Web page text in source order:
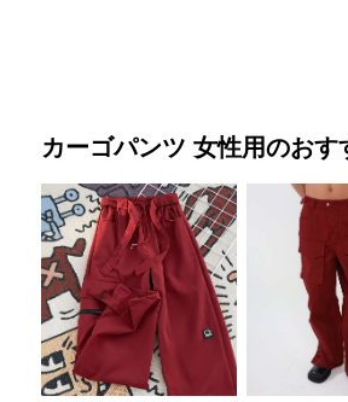
カーゴパンツ 女性用のおす